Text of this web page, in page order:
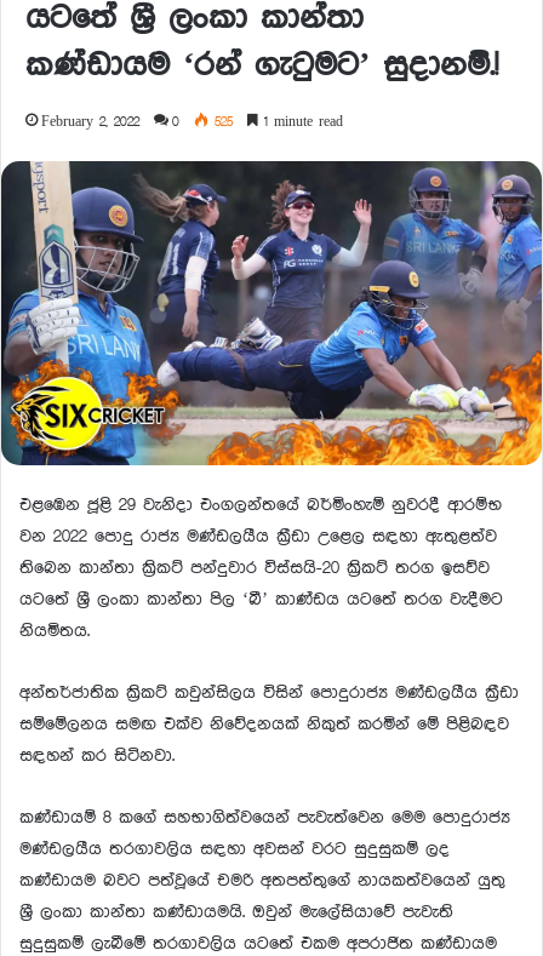
යටතේ ශ්‍රී ලංකා කාන්තා
කණ්ඩායම ‘රන් ගැටුමට’ සුදානම්.!
February 2, 2022 0 525 1 minute read
එළඹෙන ජූළි 29 වැනිදා එංගලන්තයේ බර්මිංහැම් නුවරදී ආරම්භ
වන 2022 පොදු රාජ්‍ය මණ්ඩලයීය ක්‍රීඩා උළෙල සඳහා ඇතුළත්ව
තිබෙන කාන්තා ක්‍රිකට් පන්දුවාර විස්සයි-20 ක්‍රිකට් තරග ඉසව්ව
යටතේ ශ්‍රී ලංකා කාන්තා පිල ‘බී’ කාණ්ඩය යටතේ තරග වැදීමට
නියමිතය.
අන්තර්ජාතික ක්‍රිකට් කවුන්සිලය විසින් පොදුරාජ්‍ය මණ්ඩලයීය ක්‍රීඩා
සම්මේලනය සමඟ එක්ව නිවේදනයක් නිකුත් කරමින් මේ පිළිබඳව
සඳහන් කර සිටිනවා.
කණ්ඩායම් 8 කගේ සහභාගිත්වයෙන් පැවැත්වෙන මෙම පොදුරාජ්‍ය
මණ්ඩලයීය තරගාවලිය සඳහා අවසන් වරට සුදුසුකම් ලද
කණ්ඩායම බවට පත්වූයේ චමරි අතපත්තුගේ නායකත්වයෙන් යුතු
ශ්‍රී ලංකා කාන්තා කණ්ඩායමයි. ඔවුන් මැලේසියාවේ පැවැති
සුදුසුකම් ලැබීමේ තරගාවලිය යටතේ එකම අපරාජිත කණ්ඩායම